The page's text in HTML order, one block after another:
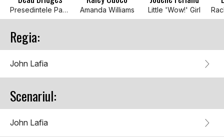
Presedintele Paul Hollister Amanda Williams Little 'Wow!' Girl
Regia:
John Lafia
Scenariul:
John Lafia